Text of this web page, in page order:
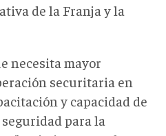
de la Franja y la
necesita mayor
securitaria en
y capacidad de
para la